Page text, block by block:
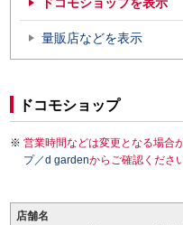
量販店などを表示
ドコモショップ
営業時間などは変更となる場合
プ／d gardenからご確認ください
店舗名